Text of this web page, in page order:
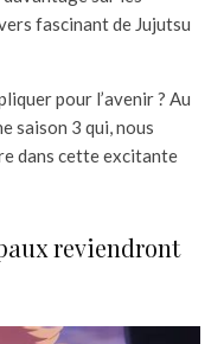
fascinant de Jujutsu
pour l’avenir ? Au
saison 3 qui, nous
dans cette excitante
reviendront